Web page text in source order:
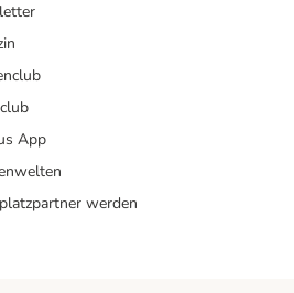
App
werden